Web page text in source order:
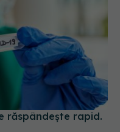
răspândește rapid.